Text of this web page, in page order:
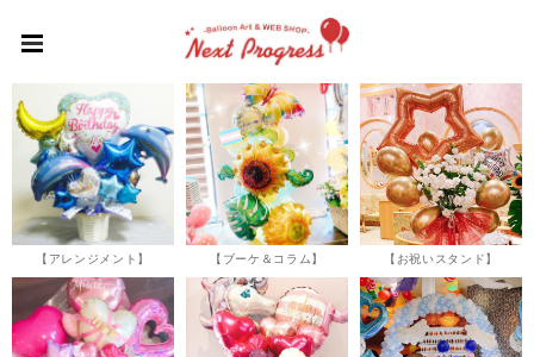
【アレンジメント】 【ブーケ＆コラム】 【お祝いスタンド】